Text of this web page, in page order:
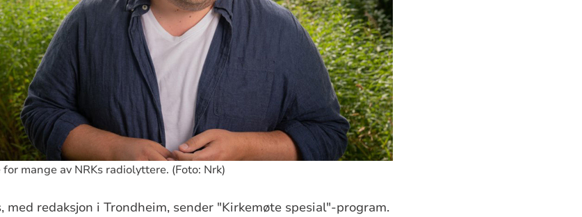
mange av NRKs radiolyttere. (Foto: Nrk)
med redaksjon i Trondheim, sender "Kirkemøte spesial"-program.